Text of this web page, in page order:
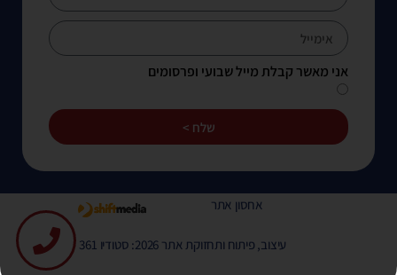
אני מאשר קבלת מייל שבועי ופרסומים
שלח >
אחסון אתר
עיצוב, פיתוח ותחזוקת אתר 2026: סטודיו 361